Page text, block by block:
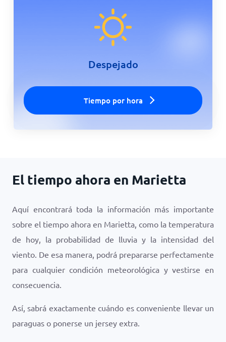
Despejado
Tiempo por hora
El tiempo ahora en Marietta
Aquí encontrará toda la información más importante
sobre el tiempo ahora en Marietta, como la temperatura
de hoy, la probabilidad de lluvia y la intensidad del
viento. De esa manera, podrá prepararse perfectamente
para cualquier condición meteorológica y vestirse en
consecuencia.
Así, sabrá exactamente cuándo es conveniente llevar un
paraguas o ponerse un jersey extra.